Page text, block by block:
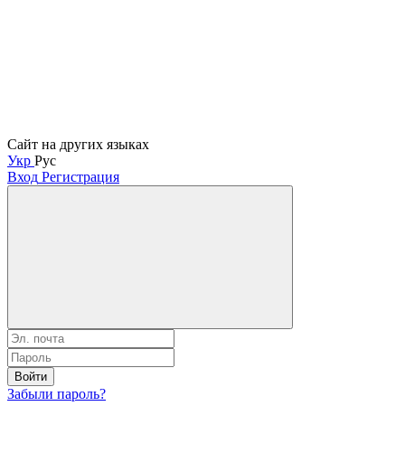
Сайт на других языках
Укр Рус
Вход Регистрация
Войти
Забыли пароль?